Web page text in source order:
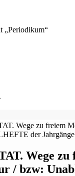
„Periodikum“
Wege
/ bzw: